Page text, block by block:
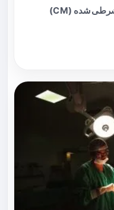
در مدل موش با استفاده از محیط شرطی‌شده (CM)